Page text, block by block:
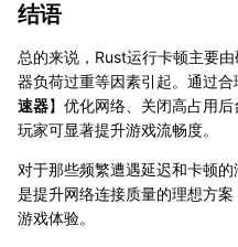
结语
总的来说，Rust运行卡顿主要
器负荷过重等因素引起。通过
速器】优化网络、关闭高占用
玩家可显著提升游戏流畅度。
对于那些频繁遭遇延迟和卡顿
是提升网络连接质量的理想方
游戏体验。